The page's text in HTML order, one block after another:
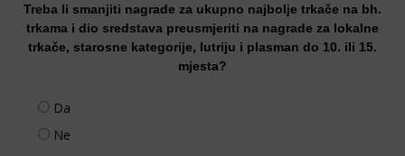
Treba li smanjiti nagrade za ukupno najbolje trkače na bh.
trkama i dio sredstava preusmjeriti na nagrade za lokalne
trkače, starosne kategorije, lutriju i plasman do 10. ili 15.
mjesta?
Da
Ne